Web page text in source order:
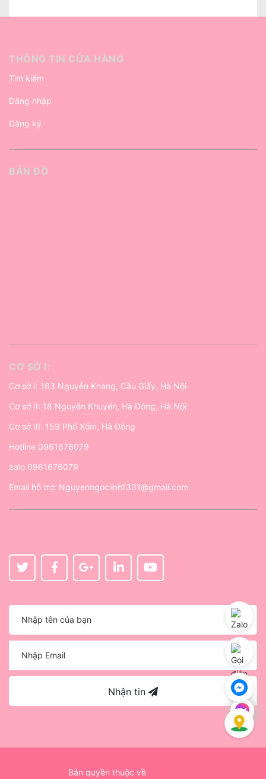
THÔNG TIN CỬA HÀNG
Tìm kiếm
Đăng nhập
Đăng ký
BẢN ĐỒ
CƠ SỞ I:
Cơ sở I: 163 Nguyễn Khang, Cầu Giấy, Hà Nội
Cơ sở II: 18 Nguyễn Khuyến, Hà Đông, Hà Nội
Cơ sở III: 159 Phố Xốm, Hà Đông
Hotline 0961676079
zalo 0961676079
Email hỗ trợ: Nguyenngoclinh1331@gmail.com
Nhận tin
Bản quyền thuộc về